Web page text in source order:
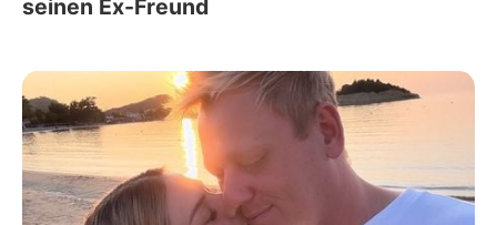
seinen Ex-Freund